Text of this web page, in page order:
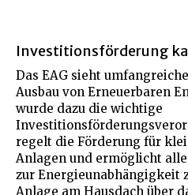
Investitionsförderung
Das EAG sieht
Ausbau von Erneuerbaren
wurde dazu die wichtige
regelt die Förderung für
Anlagen und ermöglicht
zur Energieunabhängigkeit
Anlage am Hausdach über